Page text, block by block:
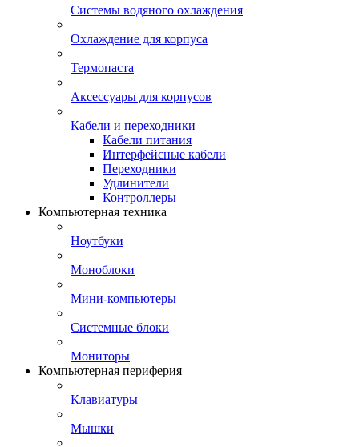
Системы водяного охлаждения
Охлаждение для корпуса
Термопаста
Аксессуары для корпусов
Кабели и переходники
Кабели питания
Интерфейсные кабели
Переходники
Удлинители
Контроллеры
Компьютерная техника
Ноутбуки
Моноблоки
Мини-компьютеры
Системные блоки
Мониторы
Компьютерная периферия
Клавиатуры
Мышки